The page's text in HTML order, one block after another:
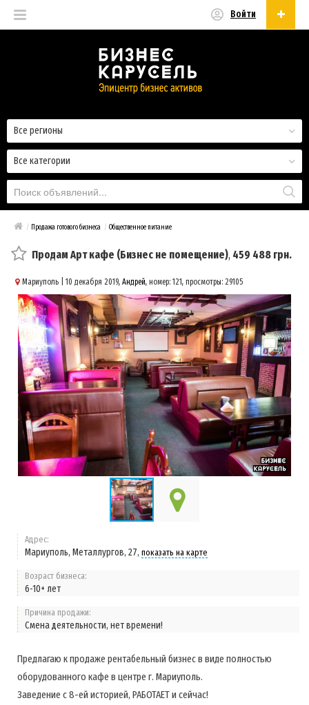
Войти
Все категории
Все регионы
/ Продажа готового бизнеса / Общественное питание
Продам Арт кафе (Бизнес не помещение), 459 488 грн.
Мариуполь | 10 декабря 2019, Андрей, номер: 121, просмотры: 29105
Адрес:
Мариуполь, Металлургов, 27, показать на карте
Возраст бизнеса:
6-10+ лет
Причина продажи:
Смена деятельности, нет времени!
Предлагаю к продаже рентабельный бизнес в виде полностью
оборудованного кафе в центре г. Мариуполь.
Заведение с 8-ей историей, РАБОТАЕТ и сейчас!